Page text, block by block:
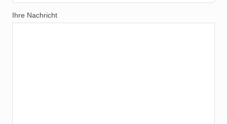
Ihre Nachricht